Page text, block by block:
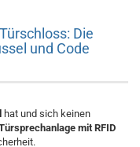
Die
und Code
hat und sich keinen
mit RFID